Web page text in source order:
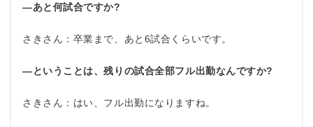
―あと何試合ですか?
さきさん：卒業まで、あと6試合くらいです。
―ということは、残りの試合全部フル出勤なんですか?
さきさん：はい、フル出勤になりますね。